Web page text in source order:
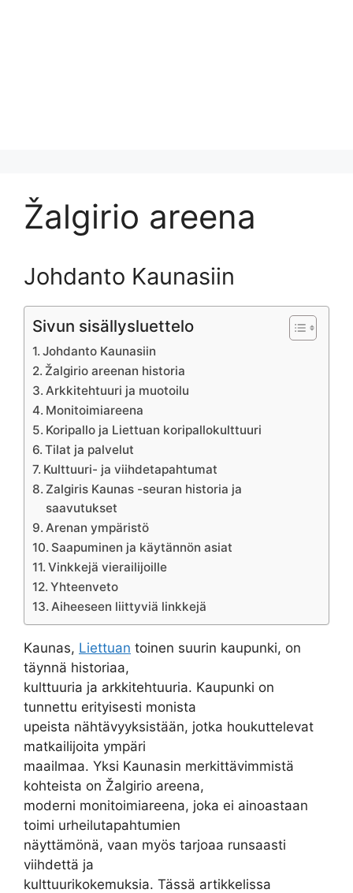
Žalgirio areena
Johdanto Kaunasiin
Sivun sisällysluettelo
Johdanto Kaunasiin
Žalgirio areenan historia
Arkkitehtuuri ja muotoilu
Monitoimiareena
Koripallo ja Liettuan koripallokulttuuri
Tilat ja palvelut
Kulttuuri- ja viihdetapahtumat
Zalgiris Kaunas -seuran historia ja
saavutukset
Arenan ympäristö
Saapuminen ja käytännön asiat
Vinkkejä vierailijoille
Yhteenveto
Aiheeseen liittyviä linkkejä
Kaunas, Liettuan toinen suurin kaupunki, on
täynnä historiaa,
kulttuuria ja arkkitehtuuria. Kaupunki on
tunnettu erityisesti monista
upeista nähtävyyksistään, jotka houkuttelevat
matkailijoita ympäri
maailmaa. Yksi Kaunasin merkittävimmistä
kohteista on Žalgirio areena,
moderni monitoimiareena, joka ei ainoastaan
toimi urheilutapahtumien
näyttämönä, vaan myös tarjoaa runsaasti
viihdettä ja
kulttuurikokemuksia. Tässä artikkelissa